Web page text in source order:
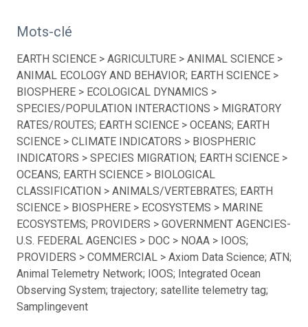
Mots-clé
EARTH SCIENCE > AGRICULTURE > ANIMAL SCIENCE >
ANIMAL ECOLOGY AND BEHAVIOR; EARTH SCIENCE >
BIOSPHERE > ECOLOGICAL DYNAMICS >
SPECIES/POPULATION INTERACTIONS > MIGRATORY
RATES/ROUTES; EARTH SCIENCE > OCEANS; EARTH
SCIENCE > CLIMATE INDICATORS > BIOSPHERIC
INDICATORS > SPECIES MIGRATION; EARTH SCIENCE >
OCEANS; EARTH SCIENCE > BIOLOGICAL
CLASSIFICATION > ANIMALS/VERTEBRATES; EARTH
SCIENCE > BIOSPHERE > ECOSYSTEMS > MARINE
ECOSYSTEMS; PROVIDERS > GOVERNMENT AGENCIES-
U.S. FEDERAL AGENCIES > DOC > NOAA > IOOS;
PROVIDERS > COMMERCIAL > Axiom Data Science; ATN;
Animal Telemetry Network; IOOS; Integrated Ocean
Observing System; trajectory; satellite telemetry tag;
Samplingevent